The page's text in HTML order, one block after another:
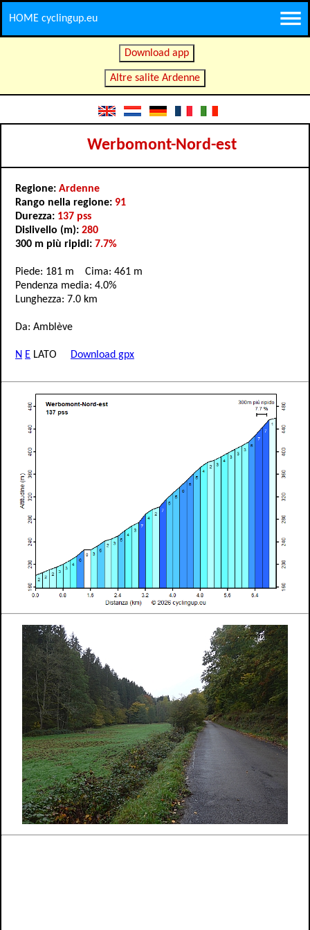
HOME cyclingup.eu
Download app
Altre salite Ardenne
Werbomont-Nord-est
Regione: Ardenne
Rango nella regione: 91
Durezza: 137 pss
Dislivello (m): 280
300 m più ripidi: 7.7%
Piede: 181 m Cima: 461 m
Pendenza media: 4.0%
Lunghezza: 7.0 km
Da: Amblève
N E LATO Download gpx